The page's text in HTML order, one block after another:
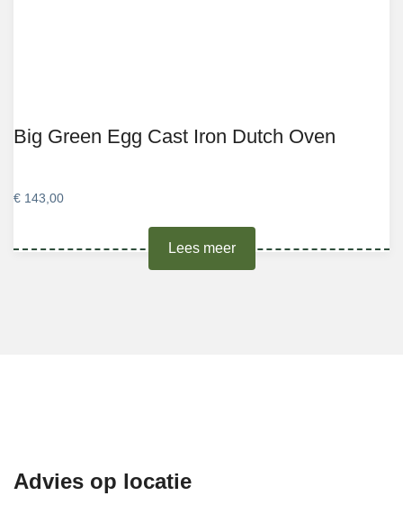
Lees meer
Big Green Egg Cast Iron Dutch Oven
€ 143,00
Advies op locatie